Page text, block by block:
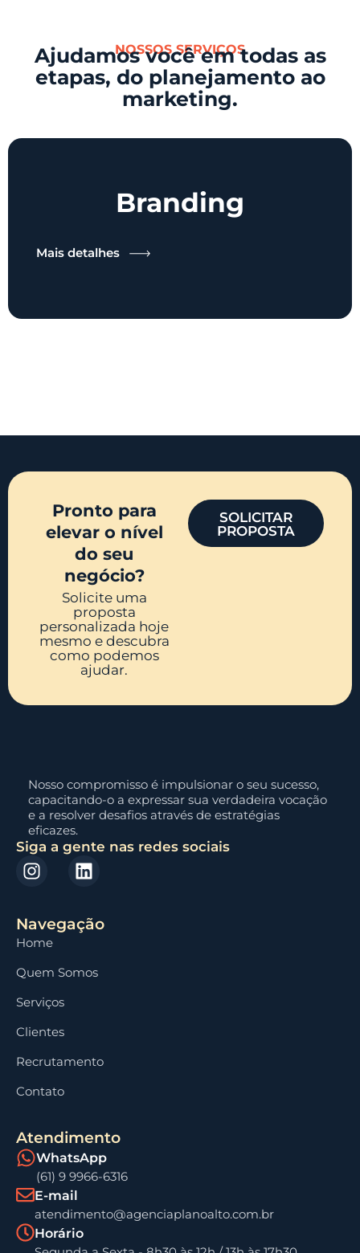
NOSSOS SERVIÇOS
Ajudamos você em todas as
etapas, do planejamento ao
marketing.
Branding
Mais detalhes
Pronto para
elevar o nível
do seu
negócio?
Solicite uma
proposta
personalizada hoje
mesmo e descubra
como podemos
ajudar.
SOLICITAR
PROPOSTA
Nosso compromisso é impulsionar o seu sucesso,
capacitando-o a expressar sua verdadeira vocação
e a resolver desafios através de estratégias
eficazes.
Siga a gente nas redes sociais
Navegação
Home
Quem Somos
Serviços
Clientes
Recrutamento
Contato
Atendimento
WhatsApp
(61) 9 9966-6316
E-mail
atendimento@agenciaplanoalto.com.br
Horário